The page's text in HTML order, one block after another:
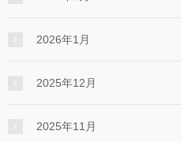
2026年1月
2025年12月
2025年11月